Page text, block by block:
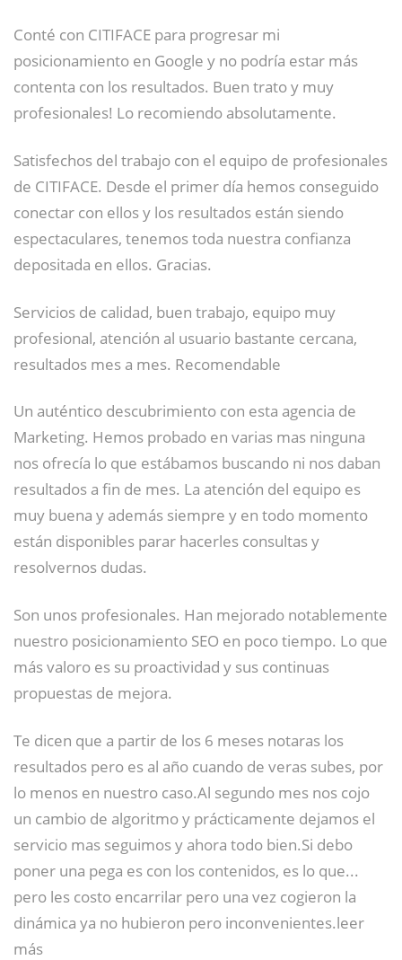
Conté con CITIFACE para progresar mi
posicionamiento en Google y no podría estar más
contenta con los resultados. Buen trato y muy
profesionales! Lo recomiendo absolutamente.
Satisfechos del trabajo con el equipo de profesionales
de CITIFACE. Desde el primer día hemos conseguido
conectar con ellos y los resultados están siendo
espectaculares, tenemos toda nuestra confianza
depositada en ellos. Gracias.
Servicios de calidad, buen trabajo, equipo muy
profesional, atención al usuario bastante cercana,
resultados mes a mes. Recomendable
Un auténtico descubrimiento con esta agencia de
Marketing. Hemos probado en varias mas ninguna
nos ofrecía lo que estábamos buscando ni nos daban
resultados a fin de mes. La atención del equipo es
muy buena y además siempre y en todo momento
están disponibles parar hacerles consultas y
resolvernos dudas.
Son unos profesionales. Han mejorado notablemente
nuestro posicionamiento SEO en poco tiempo. Lo que
más valoro es su proactividad y sus continuas
propuestas de mejora.
Te dicen que a partir de los 6 meses notaras los
resultados pero es al año cuando de veras subes, por
lo menos en nuestro caso.Al segundo mes nos cojo
un cambio de algoritmo y prácticamente dejamos el
servicio mas seguimos y ahora todo bien.Si debo
poner una pega es con los contenidos, es lo que...
pero les costo encarrilar pero una vez cogieron la
dinámica ya no hubieron pero inconvenientes.leer
más